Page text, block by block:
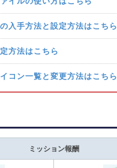
入手方法と設定方法はこちら
方法はこちら
コン一覧と変更方法はこちら
ミッション報酬